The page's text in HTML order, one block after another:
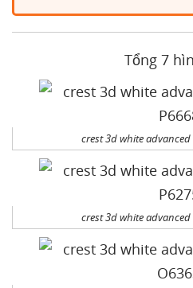
Tổng 7
crest 3d white
crest 3d white